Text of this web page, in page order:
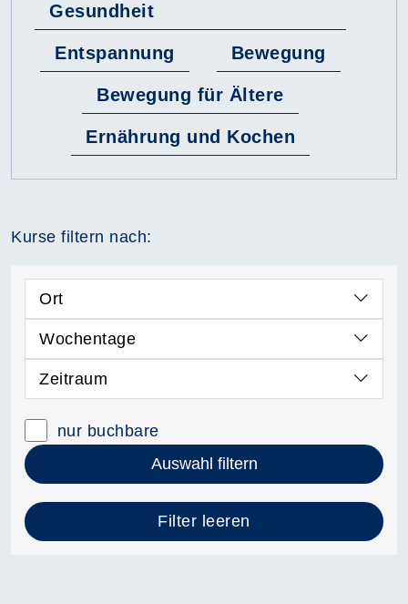
Gesundheit
Entspannung Bewegung
Bewegung für Ältere
Ernährung und Kochen
Kurse filtern nach:
Ort
Wochentage
Zeitraum
nur buchbare
Auswahl filtern
Filter leeren